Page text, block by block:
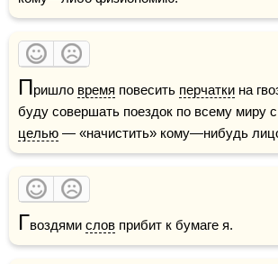
Пришло время повесить перчатки на
целью — «начистить» кому—нибудь
Гвоздями слов прибит к бумаге я.